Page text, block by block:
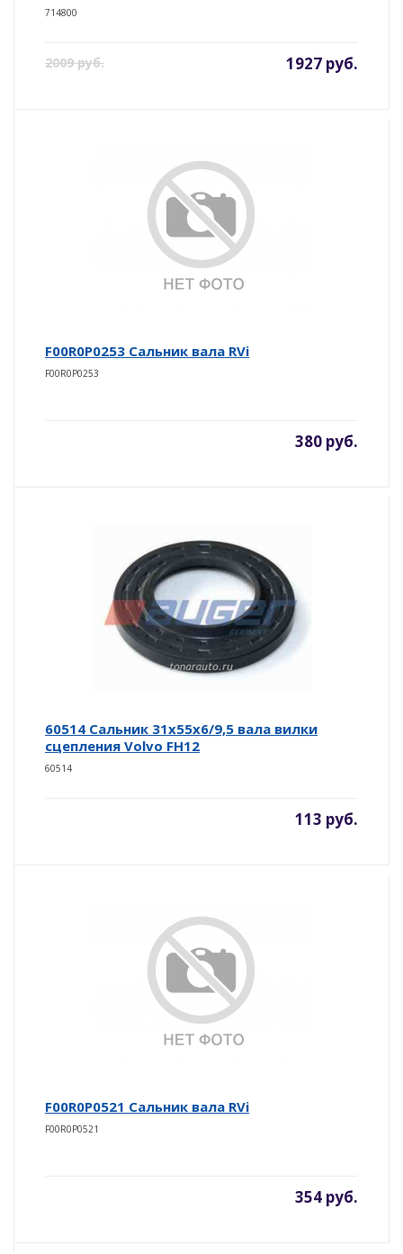
714800
2009 руб. 1927 руб.
F00R0P0253 Сальник вала RVi
F00R0P0253
380 руб.
60514 Сальник 31х55х6/9,5 вала вилки
сцепления Volvo FH12
60514
113 руб.
F00R0P0521 Сальник вала RVi
F00R0P0521
354 руб.